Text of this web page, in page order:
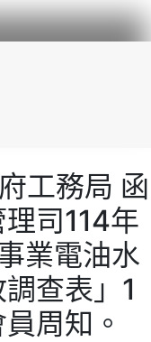
工務局 函
司114年
業電油水
查表」1
周知。